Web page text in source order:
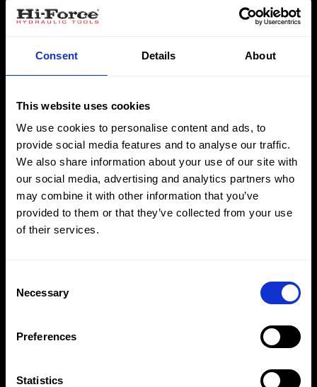
Consent Details About
This website uses cookies
We use cookies to personalise content and ads, to
provide social media features and to analyse our traffic.
We also share information about your use of our site with
our social media, advertising and analytics partners who
may combine it with other information that you’ve
provided to them or that they’ve collected from your use
of their services.
Selection
Necessary
Preferences
Statistics
TWH-N 系列
液压扭矩扳手 - 薄型动力头